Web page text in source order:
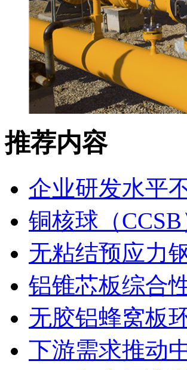
推荐内容
企业研发水平
铜核球（
无粘结预应力
铝锥芯板综合
无胶铝蜂窝板
下游需求推动